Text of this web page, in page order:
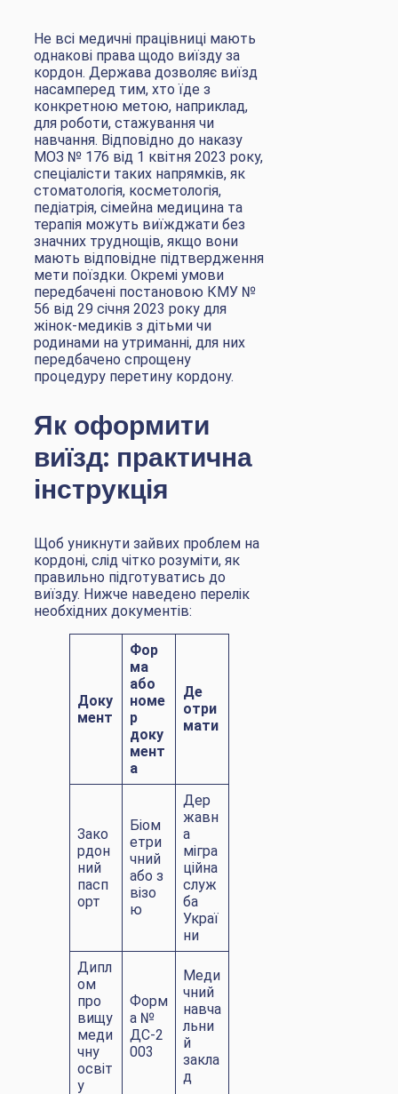
Не всі медичні працівниці мають
однакові права щодо виїзду за
кордон. Держава дозволяє виїзд
насамперед тим, хто їде з
конкретною метою, наприклад,
для роботи, стажування чи
навчання. Відповідно до наказу
МОЗ № 176 від 1 квітня 2023 року,
спеціалісти таких напрямків, як
стоматологія, косметологія,
педіатрія, сімейна медицина та
терапія можуть виїжджати без
значних труднощів, якщо вони
мають відповідне підтвердження
мети поїздки. Окремі умови
передбачені постановою КМУ №
56 від 29 січня 2023 року для
жінок-медиків з дітьми чи
родинами на утриманні, для них
передбачено спрощену
процедуру перетину кордону.
Як оформити
виїзд: практична
інструкція
Щоб уникнути зайвих проблем на
кордоні, слід чітко розуміти, як
правильно підготуватись до
виїзду. Нижче наведено перелік
необхідних документів:
Доку
мент
Фор
ма
або
номе
р
доку
мент
а
Де
отри
мати
Зако
рдон
ний
пасп
орт
Біом
етри
чний
або з
візо
ю
Дер
жавн
а
мігра
ційна
служ
ба
Украї
ни
Дипл
ом
про
вищу
меди
чну
освіт
у
Форм
а №
ДС-2
003
Меди
чний
навча
льни
й
закла
д